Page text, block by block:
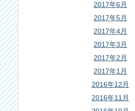
2017年6月
2017年5月
2017年4月
2017年3月
2017年2月
2017年1月
2016年12月
2016年11月